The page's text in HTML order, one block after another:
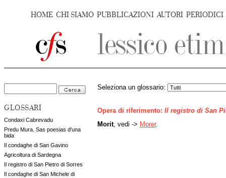
HOME CHI SIAMO PUBBLICAZIONI AUTORI PERIODICI
GLOSSARI
Condaxi Cabrevadu
Predu Mura. Sas poesias d'una
bida
Il condaghe di San Gavino
Agricoltura di Sardegna
Il registro di San Pietro di Sorres
Il condaghe di San Michele di
Seleziona un glossario:
Opera di riferimento: Il registro di San
Morit, vedi -> Morer.